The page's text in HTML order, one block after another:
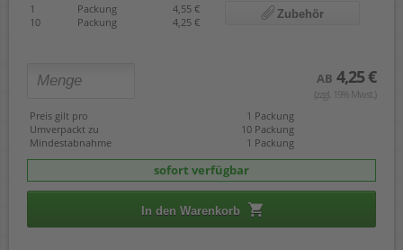
1
Packung
4,55 €
10
Packung 4,25 €
Zubehör
AB 4,25 €
(zzgl. 19% Mwst.)
Preis gilt pro
1 Packung
Umverpackt zu
10 Packung
Mindestabnahme
1 Packung
sofort verfügbar
In den Warenkorb